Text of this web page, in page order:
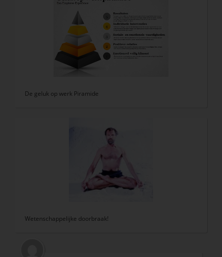
De geluk op werk Piramide
Wetenschappelijke doorbraak!